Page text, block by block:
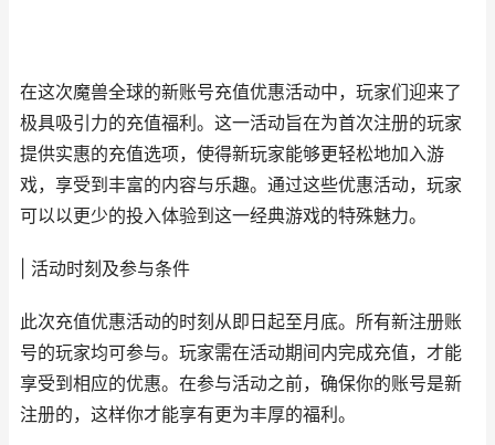
在这次魔兽全球的新账号充值优惠活动中，玩家们迎来了
极具吸引力的充值福利。这一活动旨在为首次注册的玩家
提供实惠的充值选项，使得新玩家能够更轻松地加入游
戏，享受到丰富的内容与乐趣。通过这些优惠活动，玩家
可以以更少的投入体验到这一经典游戏的特殊魅力。
| 活动时刻及参与条件
此次充值优惠活动的时刻从即日起至月底。所有新注册账
号的玩家均可参与。玩家需在活动期间内完成充值，才能
享受到相应的优惠。在参与活动之前，确保你的账号是新
注册的，这样你才能享有更为丰厚的福利。